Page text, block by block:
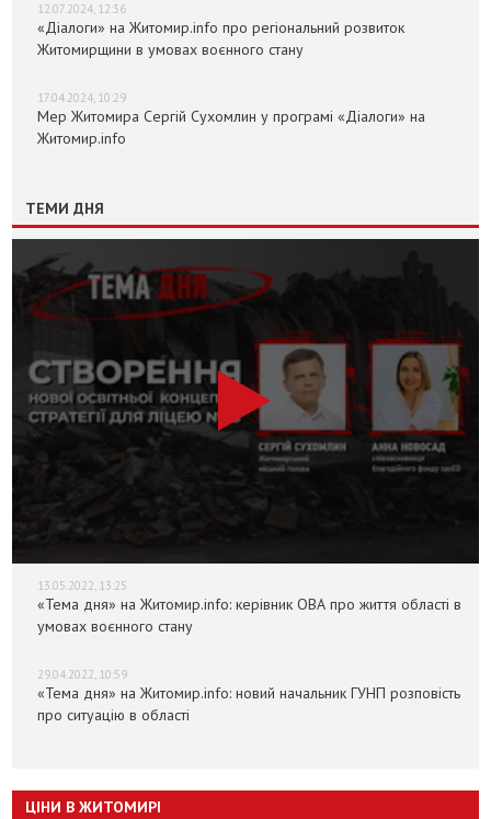
12.07.2024, 12:36
«Діалоги» на Житомир.info про регіональний розвиток
Житомирщини в умовах воєнного стану
17.04.2024, 10:29
Мер Житомира Сергій Сухомлин у програмі «Діалоги» на
Житомир.info
ТЕМИ ДНЯ
13.05.2022, 13:25
«Тема дня» на Житомир.info: керівник ОВА про життя області в
умовах воєнного стану
29.04.2022, 10:59
«Тема дня» на Житомир.info: новий начальник ГУНП розповість
про ситуацію в області
ЦІНИ В ЖИТОМИРІ